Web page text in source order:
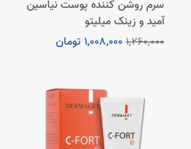
سرم روشن کننده پوست نیاسین
آمید و زینک میلیتو
1,260,000 1,008,000 تومان